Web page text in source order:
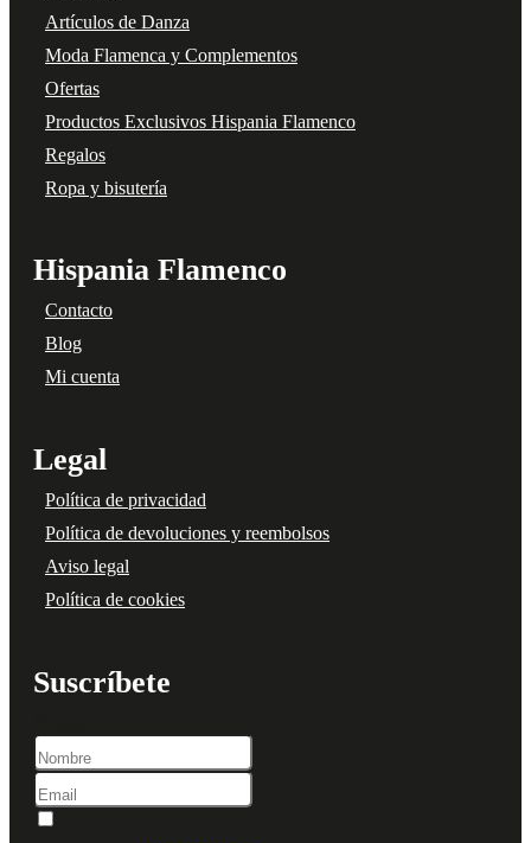
Artículos de Danza
Moda Flamenca y Complementos
Ofertas
Productos Exclusivos Hispania Flamenco
Regalos
Ropa y bisutería
Hispania Flamenco
Contacto
Blog
Mi cuenta
Legal
Política de privacidad
Política de devoluciones y reembolsos
Aviso legal
Política de cookies
Suscríbete